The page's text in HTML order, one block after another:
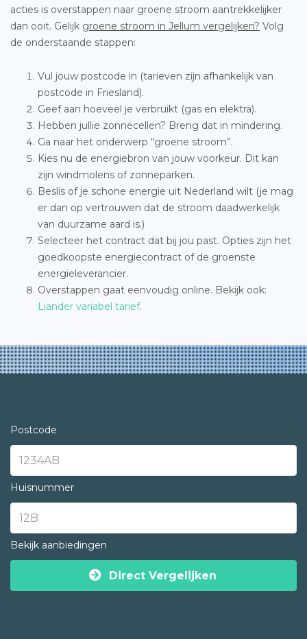
acties is overstappen naar groene stroom aantrekkelijker
dan ooit. Gelijk groene stroom in Jellum vergelijken? Volg
de onderstaande stappen:
Vul jouw postcode in (tarieven zijn afhankelijk van
postcode in Friesland).
Geef aan hoeveel je verbruikt (gas en elektra).
Hebben jullie zonnecellen? Breng dat in mindering.
Ga naar het onderwerp “groene stroom”.
Kies nu de energiebron van jouw voorkeur. Dit kan
zijn windmolens of zonneparken.
Beslis of je schone energie uit Nederland wilt (je mag
er dan op vertrouwen dat de stroom daadwerkelijk
van duurzame aard is.)
Selecteer het contract dat bij jou past. Opties zijn het
goedkoopste energiecontract of de groenste
energieleverancier.
Overstappen gaat eenvoudig online. Bekijk ook:
Liander variabel tarief.
Postcode
Huisnummer
Bekijk aanbiedingen
Direct Vergelijken